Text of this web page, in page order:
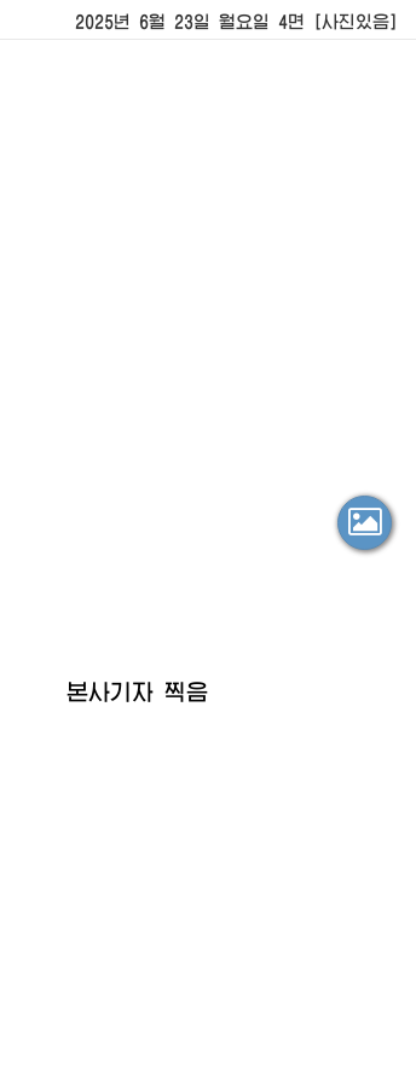
2025년 6월 23일 월요일 4면 [사진있음]
본사기자 찍음